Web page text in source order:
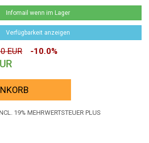
Infomail wenn im Lager
Verfügbarkeit anzeigen
EUR -10.0%
19% MEHRWERTSTEUER PLUS